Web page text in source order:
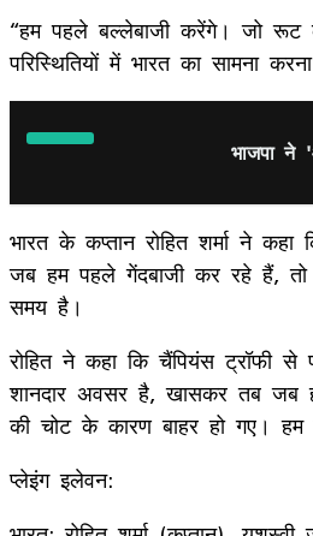
“हम पहले बल्लेबाजी करेंगे। जो
परिस्थितियों में भारत का सामना
भाजपा ने
भारत के कप्तान रोहित शर्मा ने
जब हम पहले गेंदबाजी कर रहे हैं,
समय है।
रोहित ने कहा कि चैंपियंस
शानदार अवसर है, खासकर तब जब
की चोट के कारण बाहर हो गए।
प्लेइंग इलेवन: